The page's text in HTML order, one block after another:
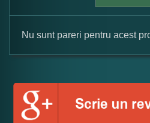
Formular pareri client
Numele dumneavoastra:
Nu sunt pareri pentru acest